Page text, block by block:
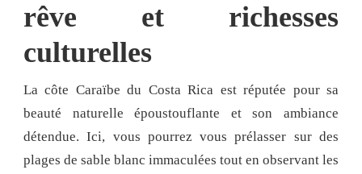
rêve et richesses
culturelles
La côte Caraïbe du Costa Rica est réputée pour sa
beauté naturelle époustouflante et son ambiance
détendue. Ici, vous pourrez vous prélasser sur des
plages de sable blanc immaculées tout en observant les